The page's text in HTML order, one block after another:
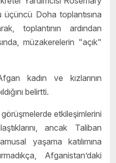
Doha toplantısına
toplantının ardından
müzakerelerin "açık"
kadın ve kızlarının
belirtti.
görüşmelerde etkileşimlerini
ancak Taliban
yaşama katılımına
Afganistan’daki